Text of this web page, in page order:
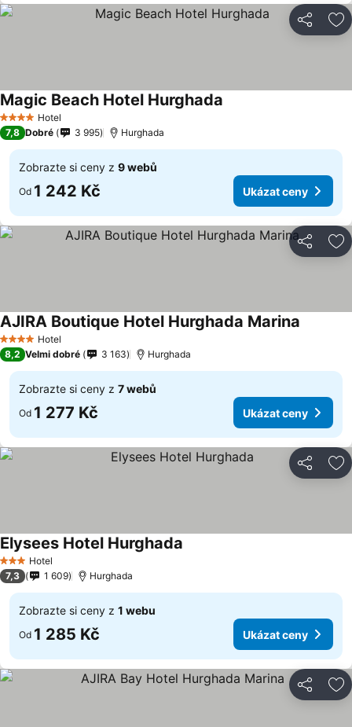
Sdílet
4 Počet hvězdiček
Hotel
Magic Beach Hotel Hurghada
7,8 Dobré 3 995 Hurghada
Zobrazte si ceny z 9 webů
Od 1 242 Kč Ukázat ceny
Sdílet
4 Počet hvězdiček
Hotel
AJIRA Boutique Hotel Hurghada Marina
8,2 Velmi dobré 3 163 Hurghada
Zobrazte si ceny z 7 webů
Od 1 277 Kč Ukázat ceny
Sdílet
3 Počet hvězdiček
Hotel
Elysees Hotel Hurghada
7,3 1 609 Hurghada
Zobrazte si ceny z 1 webu
Od 1 285 Kč Ukázat ceny
Sdílet